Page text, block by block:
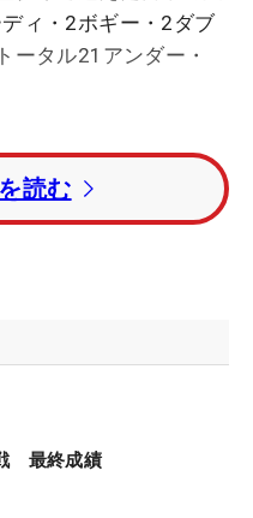
ィ・2ボギー・2ダブ
ータル21アンダー・
オンのローリー・マキ
ーン・ローリー（ア
ンダー・12位タイとな
・ノバク＆ベン・グ
ーディ・3ボギーの
読む
最終成績